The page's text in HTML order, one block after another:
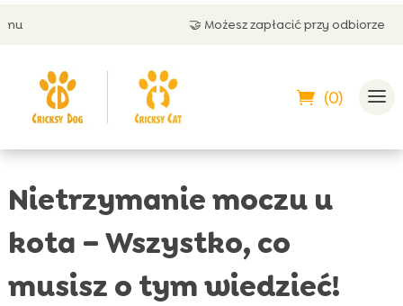
🤝 Możesz zapłacić przy odbiorze
(0)
Nietrzymanie moczu u
kota – Wszystko, co
musisz o tym wiedzieć!